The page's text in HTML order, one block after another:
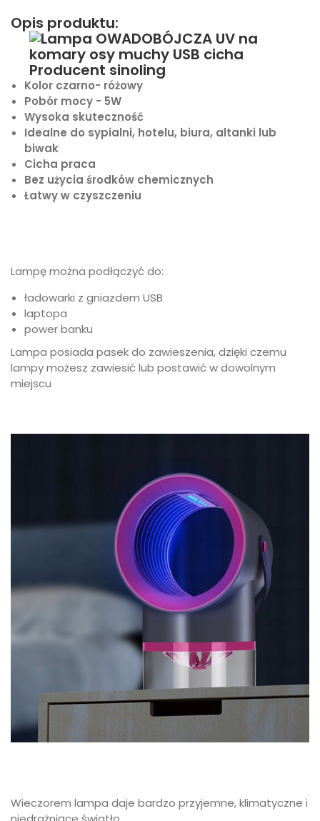
Opis produktu:
Kolor czarno- różowy
Pobór mocy - 5W
Wysoka skuteczność
Idealne do sypialni, hotelu, biura, altanki lub
biwak
Cicha praca
Bez użycia środków chemicznych
Łatwy w czyszczeniu
Lampę można podłączyć do:
ładowarki z gniazdem USB
laptopa
power banku
Lampa posiada pasek do zawieszenia, dzięki czemu
lampy możesz zawiesić lub postawić w dowolnym
miejscu
Wieczorem lampa daje bardzo przyjemne, klimatyczne i